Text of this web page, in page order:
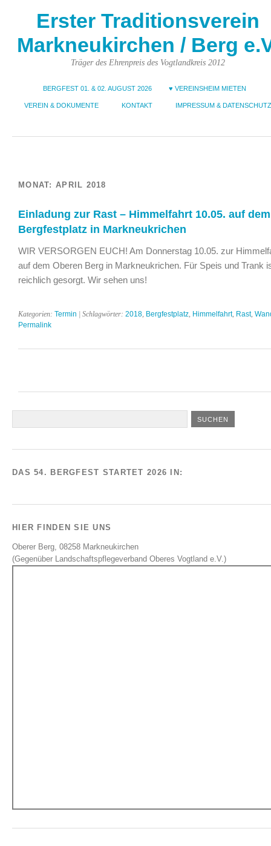
BERGFEST 01. & 02. AUGUST 2026 ♥ VEREINSHEIM MIETEN
VEREIN & DOKUMENTE KONTAKT IMPRESSUM & DATENSCHUTZ
Erster Traditionsverein
Markneukirchen / Berg
Träger des Ehrenpreis des Vogtlandkreis 2012
MONAT: APRIL 2018
Einladung zur Rast – Himmelfahrt 10.05. auf dem
Bergfestplatz in Markneukrichen
WIR VERSORGEN EUCH! Am Donnerstag 10.05. zur
auf dem Oberen Berg in Markneukrichen. Für Speis und Trank
reichlich gesorgt. Wir sehen uns!
Kategorien: Termin | Schlagwörter: 2018, Bergfestplatz, Himmelfahrt, Rast,
Permalink
DAS 54. BERGFEST STARTET 2026 IN:
HIER FINDEN SIE UNS
Oberer Berg, 08258 Markneukirchen
(Gegenüber Landschaftspflegeverband Oberes Vogtland e.V.)